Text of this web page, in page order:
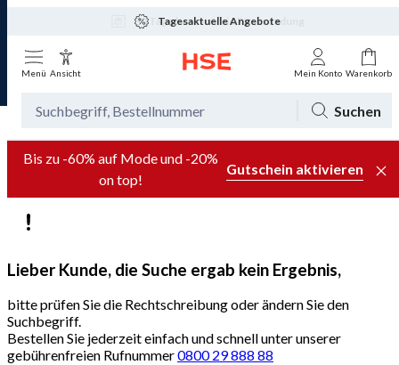
Tagesaktuelle Angebote
Menü Ansicht Mein Konto Warenkorb
Suchen
Bis zu -60% auf Mode und -20%
on top!
Gutschein aktivieren
Lieber Kunde, die Suche ergab kein Ergebnis,
bitte prüfen Sie die Rechtschreibung oder ändern Sie den
Suchbegriff.
Bestellen Sie jederzeit einfach und schnell unter unserer
gebührenfreien Rufnummer0800 29 888 88